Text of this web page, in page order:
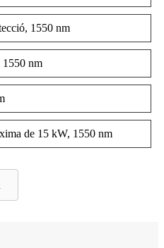
1550 nm
nm
de 15 kW, 1550 nm